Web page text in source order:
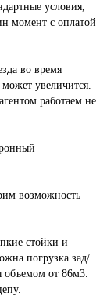
условия,
момент с оплатой
во время
увеличится.
работаем не
возможность
стойки и
погрузка зад/
объемом от 86м3.